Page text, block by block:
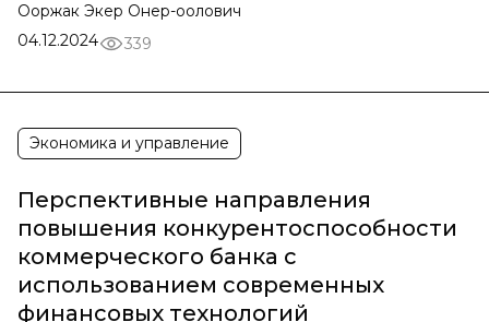
Ооржак Экер Онер-оолович
04.12.2024
339
Экономика и управление
Перспективные направления
повышения конкурентоспособности
коммерческого банка с
использованием современных
финансовых технологий